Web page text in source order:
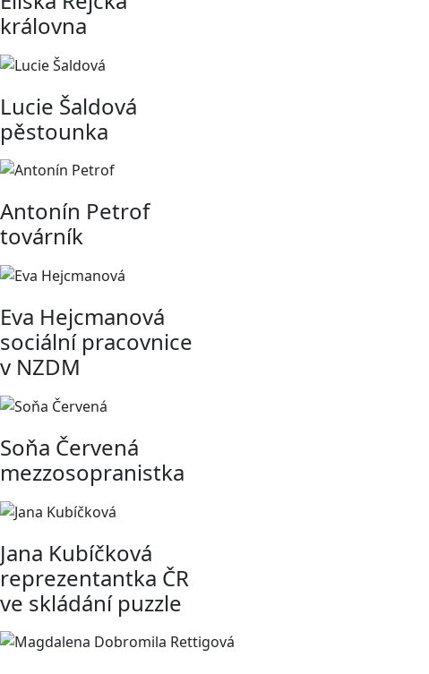
královna
Lucie Šaldová
pěstounka
Antonín Petrof
továrník
Eva Hejcmanová
sociální pracovnice
v NZDM
Soňa Červená
mezzosopranistka
Jana Kubíčková
reprezentantka ČR
ve skládání puzzle